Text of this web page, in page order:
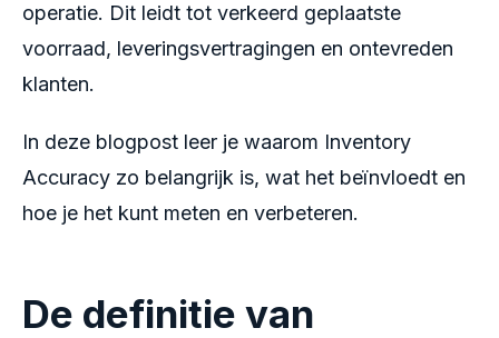
operatie. Dit leidt tot verkeerd geplaatste
voorraad, leveringsvertragingen en ontevreden
klanten.
In deze blogpost leer je waarom Inventory
Accuracy zo belangrijk is, wat het beïnvloedt en
hoe je het kunt meten en verbeteren.
De definitie van